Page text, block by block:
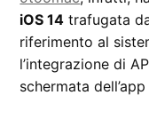
iOS 14 trafugata
riferimento al
l’integrazione di
schermata